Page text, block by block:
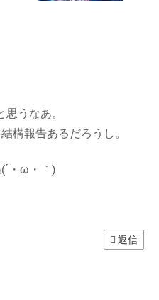
うなあ。
構報告あるだろうし。
・ω・｀)
返信